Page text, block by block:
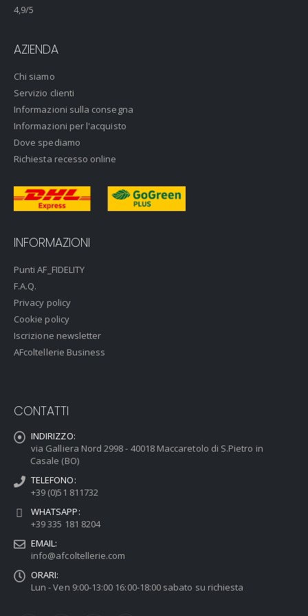
4,9/5
AZIENDA
Chi siamo
Servizio clienti
Informazioni sulla consegna
Informazioni per l'acquisto
Dove spediamo
Richiesta recesso online
INFORMAZIONI
Punti AF_FIDELITY
F.A.Q.
Privacy policy
Cookie policy
Iscrizione newsletter
AFcoltellerie Business
CONTATTI
INDIRIZZO:
via Galliera Nord 2998 - 40018 Maccaretolo di S.Pietro in
Casale (BO)
TELEFONO:
+39 (0)51 811732
WHATSAPP:
+39 335 181 8204
EMAIL:
info@afcoltellerie.com
ORARI:
Lun - Ven 9:00-13:00 16:00-18:00 sabato su richiesta